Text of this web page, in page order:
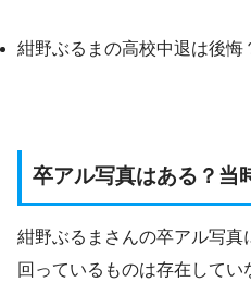
紺野ぶるまの高校中退は後悔
卒アル写真はある？当
紺野ぶるまさんの卒アル写真
回っているものは存在してい